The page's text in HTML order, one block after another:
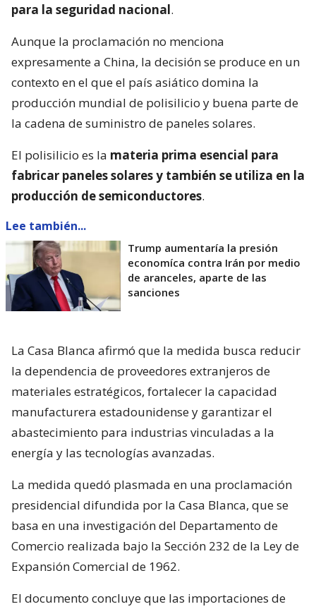
para la seguridad nacional.
Aunque la proclamación no menciona
expresamente a China, la decisión se produce en un
contexto en el que el país asiático domina la
producción mundial de polisilicio y buena parte de
la cadena de suministro de paneles solares.
El polisilicio es la materia prima esencial para
fabricar paneles solares y también se utiliza en la
producción de semiconductores.
Lee también...
Trump aumentaría la presión
economíca contra Irán por medio
de aranceles, aparte de las
sanciones
La Casa Blanca afirmó que la medida busca reducir
la dependencia de proveedores extranjeros de
materiales estratégicos, fortalecer la capacidad
manufacturera estadounidense y garantizar el
abastecimiento para industrias vinculadas a la
energía y las tecnologías avanzadas.
La medida quedó plasmada en una proclamación
presidencial difundida por la Casa Blanca, que se
basa en una investigación del Departamento de
Comercio realizada bajo la Sección 232 de la Ley de
Expansión Comercial de 1962.
El documento concluye que las importaciones de